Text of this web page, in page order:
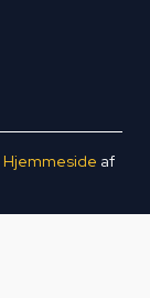
Hjemmeside af